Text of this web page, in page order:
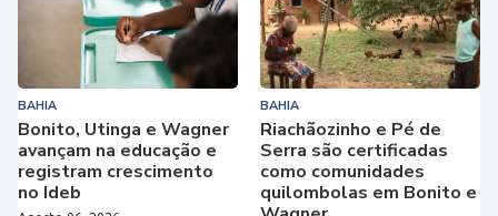
BAHIA
Bonito, Utinga e Wagner
avançam na educação e
registram crescimento
no Ideb
BAHIA
Riachãozinho e Pé de
Serra são certificadas
como comunidades
quilombolas em Bonito e